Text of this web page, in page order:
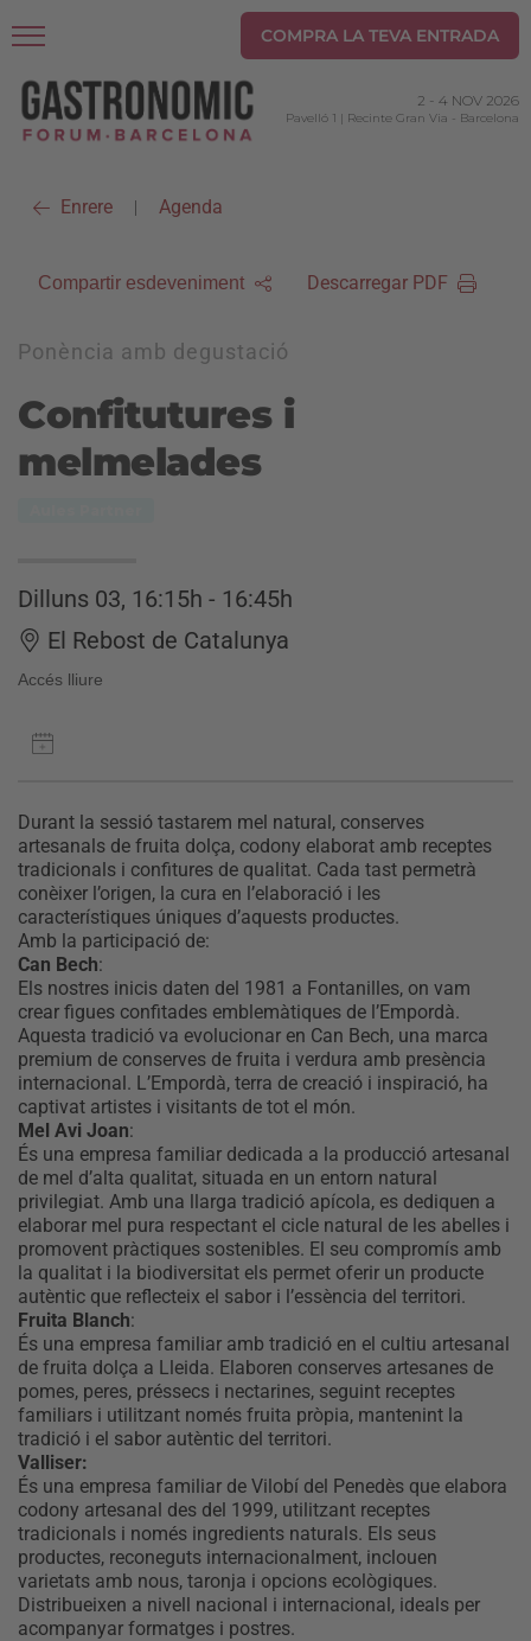
COMPRA LA TEVA ENTRADA
2 - 4 NOV 2026
Pavelló 1 | Recinte Gran Via - Barcelona
Enrere | Agenda
Compartir esdeveniment Descarregar PDF
Ponència amb degustació
Confitutures i
melmelades
Dilluns 03, 16:15h - 16:45h
El Rebost de Catalunya
Accés lliure
Durant la sessió tastarem mel natural, conserves
artesanals de fruita dolça, codony elaborat amb receptes
tradicionals i confitures de qualitat. Cada tast permetrà
conèixer l’origen, la cura en l’elaboració i les
característiques úniques d’aquests productes.
Amb la participació de:
Can Bech:
Els nostres inicis daten del 1981 a Fontanilles, on vam
crear figues confitades emblemàtiques de l’Empordà.
Aquesta tradició va evolucionar en Can Bech, una marca
premium de conserves de fruita i verdura amb presència
internacional. L’Empordà, terra de creació i inspiració, ha
captivat artistes i visitants de tot el món.
Mel Avi Joan:
És una empresa familiar dedicada a la producció artesanal
de mel d’alta qualitat, situada en un entorn natural
privilegiat. Amb una llarga tradició apícola, es dediquen a
elaborar mel pura respectant el cicle natural de les abelles i
promovent pràctiques sostenibles. El seu compromís amb
la qualitat i la biodiversitat els permet oferir un producte
autèntic que reflecteix el sabor i l’essència del territori.
Fruita Blanch:
És una empresa familiar amb tradició en el cultiu artesanal
de fruita dolça a Lleida. Elaboren conserves artesanes de
pomes, peres, préssecs i nectarines, seguint receptes
familiars i utilitzant només fruita pròpia, mantenint la
tradició i el sabor autèntic del territori.
Valliser:
És una empresa familiar de Vilobí del Penedès que elabora
codony artesanal des del 1999, utilitzant receptes
tradicionals i només ingredients naturals. Els seus
productes, reconeguts internacionalment, inclouen
varietats amb nous, taronja i opcions ecològiques.
Distribueixen a nivell nacional i internacional, ideals per
acompanyar formatges i postres.